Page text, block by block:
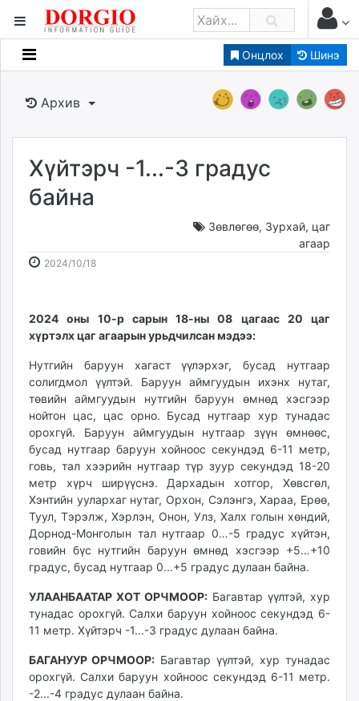
Онцлох Шинэ
Мэдээллийн
Банк санхүү
Бизнес ААН
Төрийн
Нийслэлийн
Gogo.mn
caak.mn
zindaa.mn
Baabar.mn
ikon.mn
mnb.mn
Livetv.mn
Eguur.mn
24tsag.mn
shuud.mn
eagle.mn
ergelt.mn
zarig.mn
today.mn
zuv.mn
mminfo.mn
ugluu.mn
urlag.mn
asu.mn
shudarga.mn
Архив
Хүйтэрч -1...-3 градус
байна
Зөвлөгөө, Зурхай, цаг
агаар
2024/10/182024-
08:08:14
2026-
11:47:31
2024 оны 10-р сарын 18-ны 08 цагаас 20 цаг
хүртэлхцаг агаарын урьдчилсан мэдээ:
Нутгийн баруун хагаст үүлэрхэг, бусад нутгаар
солигдмол үүлтэй. Баруун аймгуудын ихэнх нутаг,
төвийн аймгуудын нутгийн баруун өмнөд хэсгээр
нойтон цас, цас орно. Бусад нутгаар хур тунадас
орохгүй. Баруун аймгуудын нутгаар зүүн өмнөөс,
бусад нутгаар баруун хойноос секундэд 6-11 метр,
говь, тал хээрийн нутгаар түр зуур секундэд 18-20
метр хүрч ширүүснэ. Дархадын хотгор, Хөвсгөл,
Хэнтийн уулархаг нутаг, Орхон, Сэлэнгэ, Хараа, Ерөө,
Туул, Тэрэлж, Хэрлэн, Онон, Улз, Халх голын хөндий,
Дорнод-Монголын тал нутгаар 0…-5 градус хүйтэн,
говийн бүс нутгийн баруун өмнөд хэсгээр +5…+10
градус, бусад нутгаар 0...+5 градус дулаан байна.
УЛААНБААТАР ХОТ ОРЧМООР: Багавтар үүлтэй, хур
тунадас орохгүй. Салхи баруун хойноос секундэд 6-
11 метр. Хүйтэрч -1...-3 градус дулаан байна.
БАГАНУУР ОРЧМООР: Багавтар үүлтэй, хур тунадас
орохгүй. Салхи баруун хойноос секундэд 6-11 метр.
-2...-4 градус дулаан байна.